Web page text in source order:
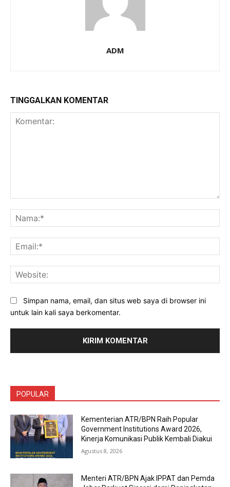
ADM
TINGGALKAN KOMENTAR
Simpan nama, email, dan situs web saya di browser ini
untuk lain kali saya berkomentar.
POPULAR
Kementerian ATR/BPN Raih Popular
Government Institutions Award 2026,
Kinerja Komunikasi Publik Kembali Diakui
Agustus 8, 2026
Menteri ATR/BPN Ajak IPPAT dan Pemda